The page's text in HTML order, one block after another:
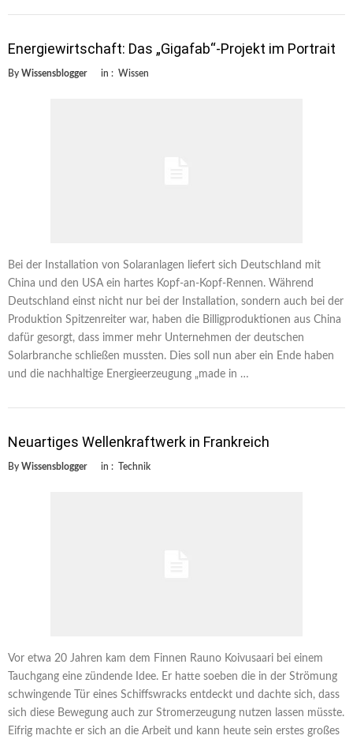
Energiewirtschaft: Das „Gigafab“-Projekt im Portrait
By Wissensblogger in : Wissen
Bei der Installation von Solaranlagen liefert sich Deutschland mit
China und den USA ein hartes Kopf-an-Kopf-Rennen. Während
Deutschland einst nicht nur bei der Installation, sondern auch bei der
Produktion Spitzenreiter war, haben die Billigproduktionen aus China
dafür gesorgt, dass immer mehr Unternehmen der deutschen
Solarbranche schließen mussten. Dies soll nun aber ein Ende haben
und die nachhaltige Energieerzeugung „made in …
Neuartiges Wellenkraftwerk in Frankreich
By Wissensblogger in : Technik
Vor etwa 20 Jahren kam dem Finnen Rauno Koivusaari bei einem
Tauchgang eine zündende Idee. Er hatte soeben die in der Strömung
schwingende Tür eines Schiffswracks entdeckt und dachte sich, dass
sich diese Bewegung auch zur Stromerzeugung nutzen lassen müsste.
Eifrig machte er sich an die Arbeit und kann heute sein erstes großes